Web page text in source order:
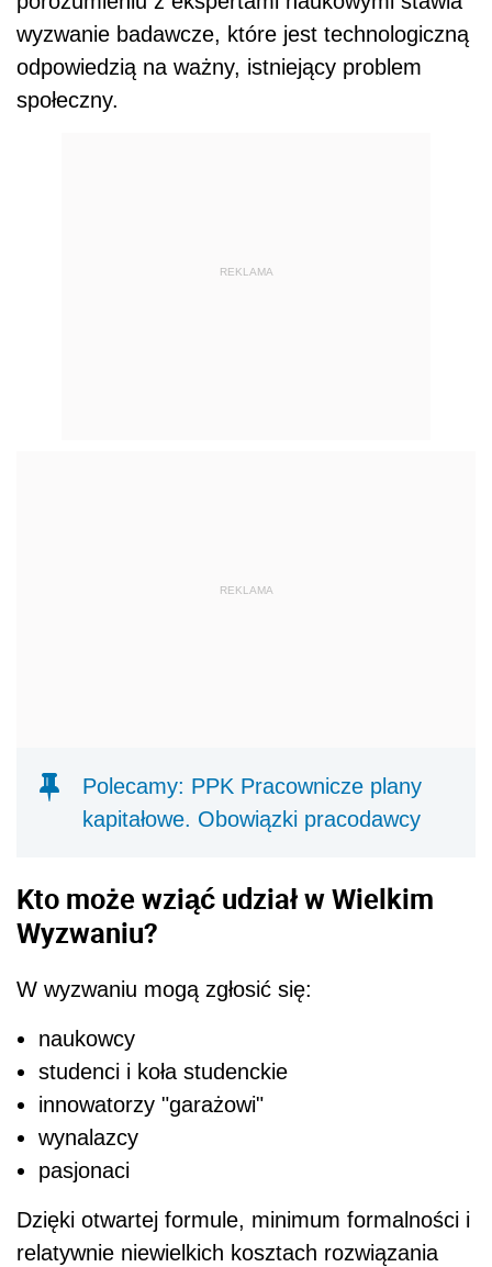
wyzwanie badawcze, które jest technologiczną
odpowiedzią na ważny, istniejący problem
społeczny.
REKLAMA
REKLAMA
Polecamy: PPK Pracownicze plany
kapitałowe. Obowiązki pracodawcy
Kto może wziąć udział w Wielkim
Wyzwaniu?
W wyzwaniu mogą zgłosić się:
naukowcy
studenci i koła studenckie
innowatorzy "garażowi"
wynalazcy
pasjonaci
Dzięki otwartej formule, minimum formalności i
relatywnie niewielkich kosztach rozwiązania